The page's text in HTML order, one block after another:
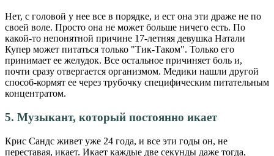
Нет, с головой у нее все в порядке, и ест она эти драже не по
своей воле. Просто она не может больше ничего есть. По
какой-то непонятной причине 17-летняя девушка Натали
Купер может питаться только "Тик-Таком". Только его
принимает ее желудок. Все остальное причиняет боль и,
почти сразу отвергается организмом. Медики нашли другой
способ-кормят ее через трубочку специфическим питательным
концентратом.
5. Музыкант, который постоянно икает
Крис Сандс живет уже 24 года, и все эти годы он, не
переставая, икает. Икает каждые две секунды даже тогда,